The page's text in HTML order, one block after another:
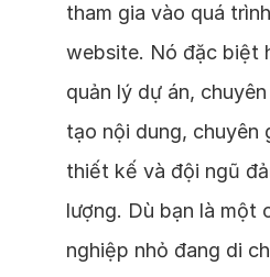
tham gia vào quá
website. Nó đặc biệt
quản lý dự án,
tạo nội dung, chuyên
thiết kế và đội ngũ
lượng. Dù bạn là một
nghiệp nhỏ đang di